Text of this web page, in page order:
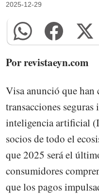
2025-12-29
Por revistaeyn.com
Visa anunció que han
transacciones
inteligencia artificial
socios de todo el
que 2025 será el
consumidores
que los pagos